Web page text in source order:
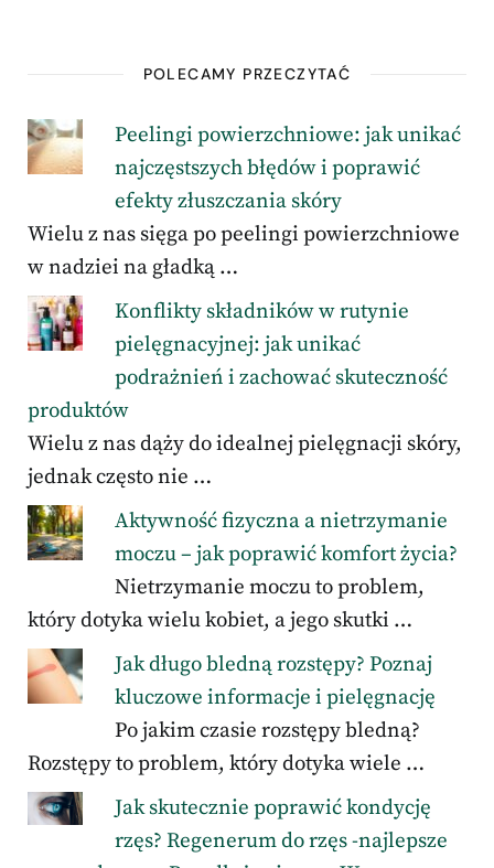
POLECAMY PRZECZYTAĆ
Peelingi powierzchniowe: jak unikać
najczęstszych błędów i poprawić
efekty złuszczania skóry
Wielu z nas sięga po peelingi powierzchniowe
w nadziei na gładką …
Konflikty składników w rutynie
pielęgnacyjnej: jak unikać
podrażnień i zachować skuteczność
produktów
Wielu z nas dąży do idealnej pielęgnacji skóry,
jednak często nie …
Aktywność fizyczna a nietrzymanie
moczu – jak poprawić komfort życia?
Nietrzymanie moczu to problem,
który dotyka wielu kobiet, a jego skutki …
Jak długo bledną rozstępy? Poznaj
kluczowe informacje i pielęgnację
Po jakim czasie rozstępy bledną?
Rozstępy to problem, który dotyka wiele …
Jak skutecznie poprawić kondycję
rzęs? Regenerum do rzęs -najlepsze